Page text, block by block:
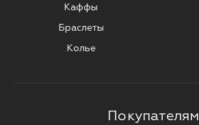
Каффы
Браслеты
Колье
Покупателям